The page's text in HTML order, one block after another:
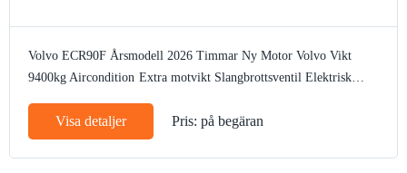
Volvo ECR90F Årsmodell 2026 Timmar Ny Motor Volvo Vikt
9400kg Aircondition Extra motvikt Slangbrottsventil Elektrisk
Visa detaljer Pris: på begäran